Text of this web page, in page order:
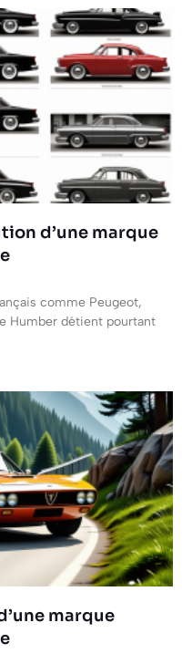
d’une marque
comme Peugeot,
Humber détient pourtant
marque